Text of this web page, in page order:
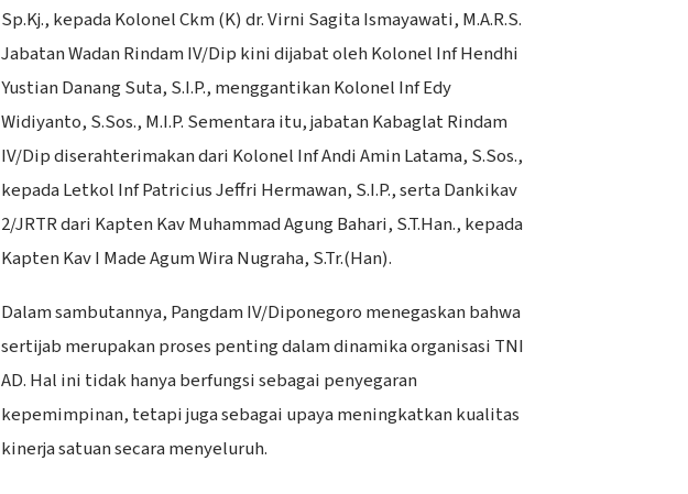
Sp.Kj., kepada Kolonel Ckm (K) dr. Virni Sagita Ismayawati, M.A.R.S.
Jabatan Wadan Rindam IV/Dip kini dijabat oleh Kolonel Inf Hendhi
Yustian Danang Suta, S.I.P., menggantikan Kolonel Inf Edy
Widiyanto, S.Sos., M.I.P. Sementara itu, jabatan Kabaglat Rindam
IV/Dip diserahterimakan dari Kolonel Inf Andi Amin Latama, S.Sos.,
kepada Letkol Inf Patricius Jeffri Hermawan, S.I.P., serta Dankikav
2/JRTR dari Kapten Kav Muhammad Agung Bahari, S.T.Han., kepada
Kapten Kav I Made Agum Wira Nugraha, S.Tr.(Han).
​Dalam sambutannya, Pangdam IV/Diponegoro menegaskan bahwa
sertijab merupakan proses penting dalam dinamika organisasi TNI
AD. Hal ini tidak hanya berfungsi sebagai penyegaran
kepemimpinan, tetapi juga sebagai upaya meningkatkan kualitas
kinerja satuan secara menyeluruh.